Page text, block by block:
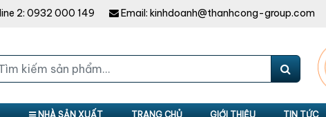
2: 0932 000 149 Email: kinhdoanh@thanhcong-group.com
NHÀ SẢN XUẤT TRANG CHỦ GIỚI THIỆU TIN TỨC